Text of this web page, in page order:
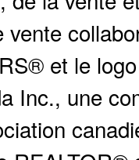
et le
Inc., une